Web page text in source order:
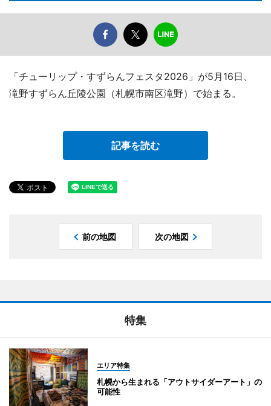
「チューリップ・すずらんフェスタ2026」が5月16日、
滝野すずらん丘陵公園（札幌市南区滝野）で始まる。
記事を読む
前の地図 次の地図
特集
エリア特集
札幌から生まれる「アウトサイダーアート」の
可能性